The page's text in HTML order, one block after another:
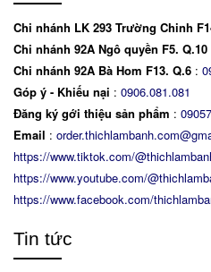
Chi nhánh LK 293 Trường Chinh
Chi nhánh 92A Ngô quyền F5. Q.10
Chi nhánh 92A Bà Hom F13. Q.6 : 0
Góp ý - Khiếu nại : 0906.081.081
Đăng ký gới thiệu sản phẩm :
Email :
https://www.tiktok.com/
https://www.youtube.com/
https://www.facebook.com/
Tin tức